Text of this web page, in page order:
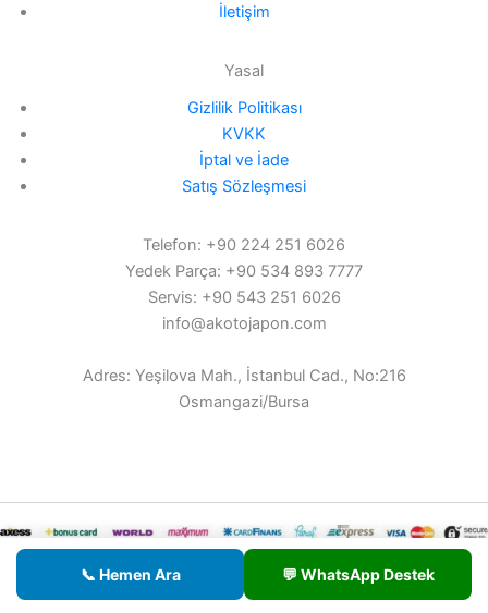
📞 Hemen Ara 💬 WhatsApp Destek
İletişim
Yasal
Gizlilik Politikası
KVKK
İptal ve İade
Satış Sözleşmesi
Telefon: +90 224 251 6026
Yedek Parça: +90 534 893 7777
Servis: +90 543 251 6026
info@akotojapon.com
Adres: Yeşilova Mah., İstanbul Cad., No:216
Osmangazi/Bursa
© 2026 AKOTO - Tüm hakları saklıdır.